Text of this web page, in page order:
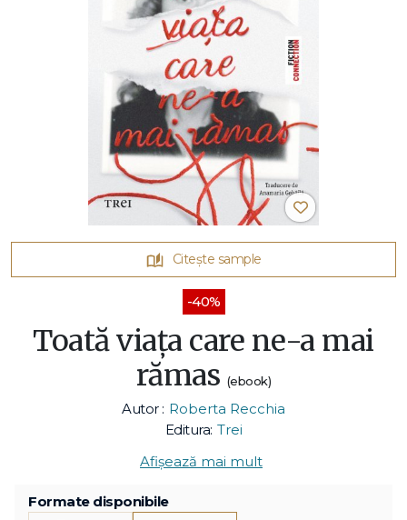
Citește sample
-40%
Toată viața care ne-a mai
rămas (ebook)
Autor : Roberta Recchia
Editura: Trei
Afișează mai mult
Formate disponibile